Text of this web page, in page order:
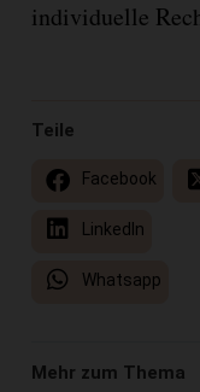
individuelle
Teile
Facebook
LinkedIn
Whatsapp
Mehr zum Thema